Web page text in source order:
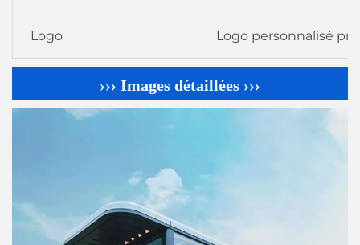
Logo Logo personnalisé
››› Images détaillées ›››